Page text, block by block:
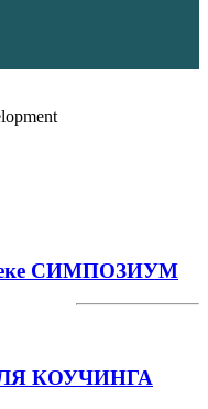
СИМПОЗИУМ
КОУЧИНГА